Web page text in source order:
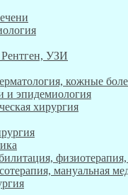
УЗИ
кожные
и эпидемиология
хирургия
мануальная